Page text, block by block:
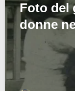
Foto del
donne